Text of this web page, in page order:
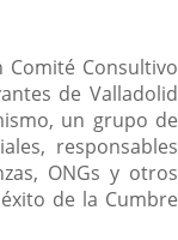
Consultivo
de Valladolid
un grupo de
responsables
ONGs y otros
de la Cumbre